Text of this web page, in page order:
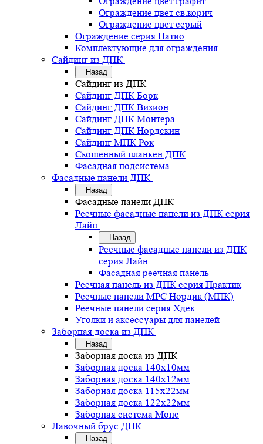
Ограждение цвет св.корич
Ограждение цвет серый
Ограждение серия Патио
Комплектующие для ограждения
Сайдинг из ДПК
Назад
Сайдинг из ДПК
Сайдинг ДПК Борк
Сайдинг ДПК Визион
Сайдинг ДПК Монтера
Сайдинг ДПК Нордскин
Сайдинг МПК Рок
Скошенный планкен ДПК
Фасадная подсистема
Фасадные панели ДПК
Назад
Фасадные панели ДПК
Реечные фасадные панели из ДПК серия
Лайн
Назад
Реечные фасадные панели из ДПК
серия Лайн
Фасадная реечная панель
Реечная панель из ДПК серия Практик
Реечные панели MPC Нордик (МПК)
Реечные панели серия Хдек
Уголки и аксессуары для панелей
Заборная доска из ДПК
Назад
Заборная доска из ДПК
Заборная доска 140х10мм
Заборная доска 140х12мм
Заборная доска 115х22мм
Заборная доска 122х22мм
Заборная система Монс
Лавочный брус ДПК
Назад